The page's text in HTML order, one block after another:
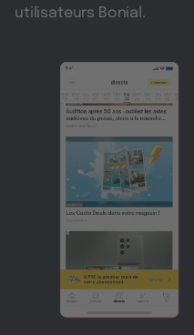
utilisateurs Bonial.